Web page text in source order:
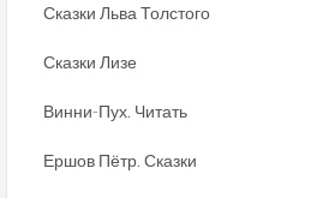
Сказки Льва Толстого
Сказки Лизе
Винни-Пух. Читать
Ершов Пётр. Сказки